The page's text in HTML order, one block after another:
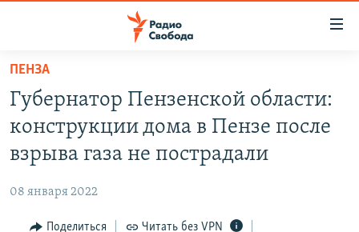
упрощенного
доступа
основному
Вернутся
ПРОГРАММЫ
ПОДКАСТЫ
АВТОРСКИЕ ПРОЕКТЫ
МНЕНИЯ
ПЕНЗА
Губернатор Пензенской области:
конструкции дома в Пензе после
взрыва газа не пострадали
08 января 2022
Поделиться Читать без VPN